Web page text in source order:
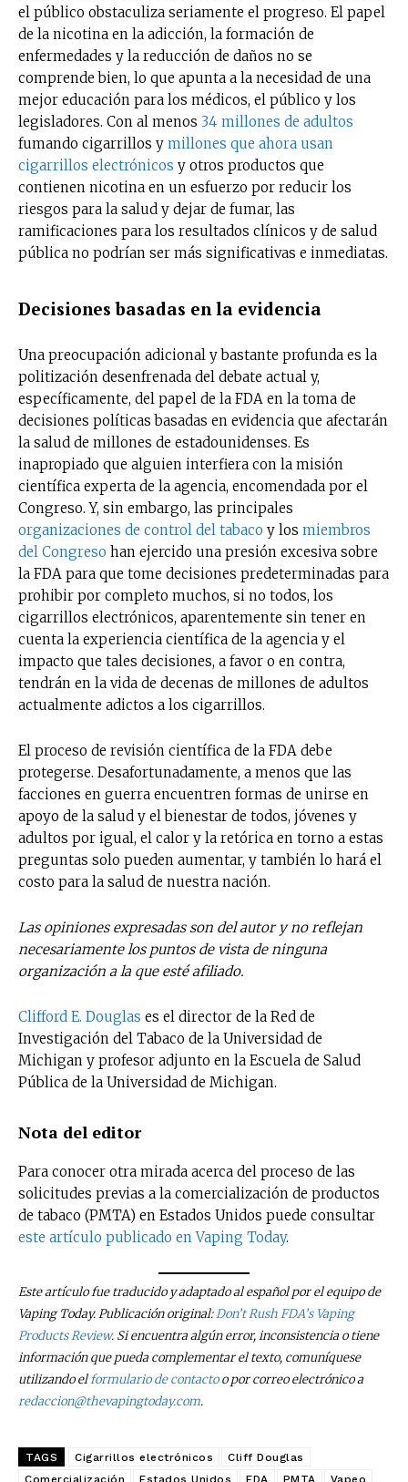
No te pierdas de las
últimas noticias
Suscríbete a nuestro boletín diario y
recibe todas las noticias del vapeo y la
reducción de daños en tu correo
electrónico.
Subscribe to our daily clipping and
receive all the news of vaping and
tobacco harm reduction in your email.
SUBSCRIBIRSE
el público obstaculiza seriamente el progreso. El papel
de la nicotina en la adicción, la formación de
enfermedades y la reducción de daños no se
comprende bien, lo que apunta a la necesidad de una
mejor educación para los médicos, el público y los
legisladores. Con al menos 34 millones de adultos
fumando cigarrillos y millones que ahora usan
cigarrillos electrónicos y otros productos que
contienen nicotina en un esfuerzo por reducir los
riesgos para la salud y dejar de fumar, las
ramificaciones para los resultados clínicos y de salud
pública no podrían ser más significativas e inmediatas.
Decisiones basadas en la evidencia
Una preocupación adicional y bastante profunda es la
politización desenfrenada del debate actual y,
específicamente, del papel de la FDA en la toma de
decisiones políticas basadas en evidencia que afectarán
la salud de millones de estadounidenses. Es
inapropiado que alguien interfiera con la misión
científica experta de la agencia, encomendada por el
Congreso. Y, sin embargo, las principales
organizaciones de control del tabaco y los miembros
del Congreso han ejercido una presión excesiva sobre
la FDA para que tome decisiones predeterminadas para
prohibir por completo muchos, si no todos, los
cigarrillos electrónicos, aparentemente sin tener en
cuenta la experiencia científica de la agencia y el
impacto que tales decisiones, a favor o en contra,
tendrán en la vida de decenas de millones de adultos
actualmente adictos a los cigarrillos.
El proceso de revisión científica de la FDA debe
protegerse. Desafortunadamente, a menos que las
facciones en guerra encuentren formas de unirse en
apoyo de la salud y el bienestar de todos, jóvenes y
adultos por igual, el calor y la retórica en torno a estas
preguntas solo pueden aumentar, y también lo hará el
costo para la salud de nuestra nación.
Las opiniones expresadas son del autor y no reflejan
necesariamente los puntos de vista de ninguna
organización a la que esté afiliado.
Clifford E. Douglas es el director de la Red de
Investigación del Tabaco de la Universidad de
Michigan y profesor adjunto en la Escuela de Salud
Pública de la Universidad de Michigan.
Nota del editor
Para conocer otra mirada acerca del proceso de las
solicitudes previas a la comercialización de productos
de tabaco (PMTA) en Estados Unidos puede consultar
este artículo publicado en Vaping Today.
Este artículo fue traducido y adaptado al español por el equipo de
Vaping Today. Publicación original:Don’t Rush FDA’s Vaping
Products Review. Si encuentra algún error, inconsistencia o tiene
información que pueda complementar el texto, comuníquese
utilizando elformulario de contactoo por correo electrónico a
redaccion@thevapingtoday.com.
TAGS Cigarrillos electrónicos
Cliff Douglas
Comercialización
Estados Unidos FDA PMTA Vapeo